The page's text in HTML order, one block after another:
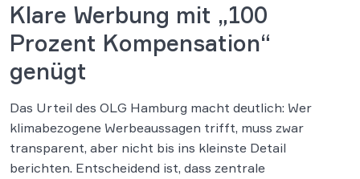
Klare Werbung mit „100
Prozent Kompensation“
genügt
Das Urteil des OLG Hamburg macht deutlich: Wer
klimabezogene Werbeaussagen trifft, muss zwar
transparent, aber nicht bis ins kleinste Detail
berichten. Entscheidend ist, dass zentrale